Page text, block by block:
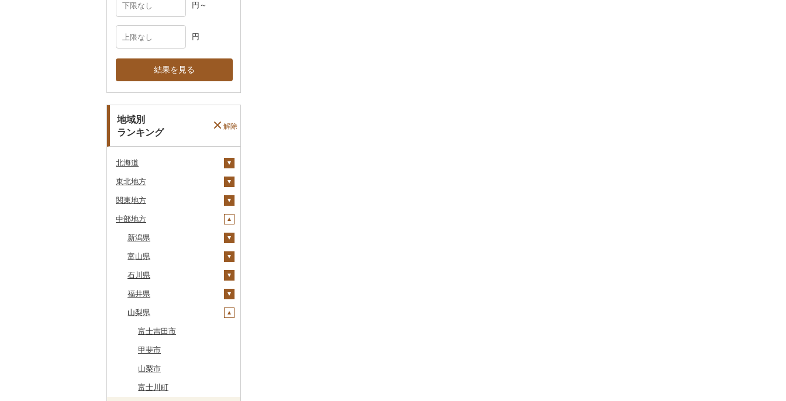
円～
円
結果を見る
地域別
ランキング
解除
北海道
安平町
八雲町
鹿部町
江差町
白老町
せたな町
旭川市
森町
稚内市
標津町
清里町
北斗市
東北地方
青森県
十和田市
大鰐町
南部町
五戸町
藤崎町
六ヶ所村
東北町
三戸町
東通村
黒石市
岩手県
宮古市
軽米町
岩手町
矢巾町
釜石市
野田村
普代村
一戸町
陸前高田市
宮城県
柴田町
色麻町
丸森町
大衡村
加美町
利府町
白石市
登米市
秋田県
大潟村
横手市
能代市
小坂町
仙北市
井川町
潟上市
山形県
村山市
尾花沢市
上山市
河北町
酒田市
新庄市
福島県
天栄村
広野町
鏡石町
須賀川市
小野町
関東地方
茨城県
土浦市
取手市
つくば市
稲敷市
潮来市
五霞町
北茨城市
境町
かすみがうら市
栃木県
那須塩原市
市貝町
塩谷町
上三川町
佐野市
真岡市
高根沢町
大田原市
群馬県
榛東村
下仁田町
玉村町
安中市
川場村
昭和村
甘楽町
埼玉県
春日部市
蕨市
戸田市
毛呂山町
久喜市
ふじみ野市
千葉県
勝浦市
袖ケ浦市
我孫子市
長柄町
芝山町
東京都
八王子市
日野市
昭島市
武蔵村山市
神奈川県
南足柄市
松田町
大井町
中部地方
新潟県
十日町市
弥彦村
阿賀町
出雲崎町
魚沼市
佐渡市
燕市
南魚沼市
富山県
射水市
氷見市
朝日町
高岡市
魚津市
砺波市
入善町
石川県
羽咋市
七尾市
白山市
穴水町
輪島市
中能登町
福井県
美浜町
小浜市
越前町
若狭町
鯖江市
山梨県
富士吉田市
甲斐市
山梨市
富士川町